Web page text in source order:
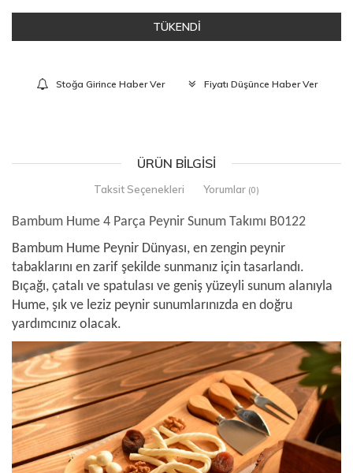
TÜKENDİ
Stoğa Girince Haber Ver Fiyatı Düşünce Haber Ver
ÜRÜN BILGISI
Taksit Seçenekleri Yorumlar (0)
Bambum Hume 4 Parça Peynir Sunum Takımı B0122
Bambum Hume Peynir Dünyası, en zengin peynir
tabaklarını en zarif şekilde sunmanız için tasarlandı.
Bıçağı, çatalı ve spatulası ve geniş yüzeyli sunum alanıyla
Hume, şık ve leziz peynir sunumlarınızda en doğru
yardımcınız olacak.